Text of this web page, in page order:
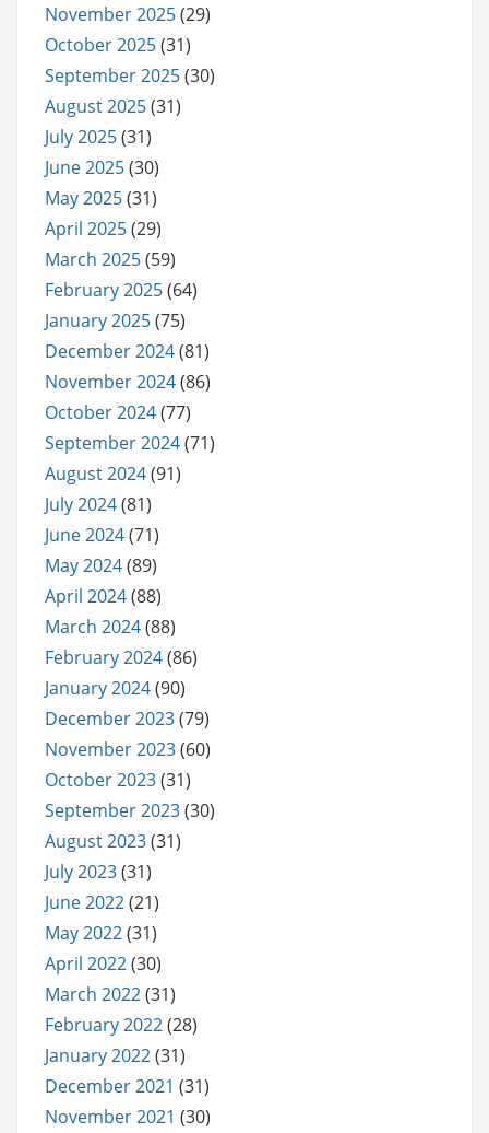
November 2025(29)
October 2025(31)
September 2025(30)
August 2025(31)
July 2025(31)
June 2025(30)
May 2025(31)
April 2025(29)
March 2025(59)
February 2025(64)
January 2025(75)
December 2024(81)
November 2024(86)
October 2024(77)
September 2024(71)
August 2024(91)
July 2024(81)
June 2024(71)
May 2024(89)
April 2024(88)
March 2024(88)
February 2024(86)
January 2024(90)
December 2023(79)
November 2023(60)
October 2023(31)
September 2023(30)
August 2023(31)
July 2023(31)
June 2022(21)
May 2022(31)
April 2022(30)
March 2022(31)
February 2022(28)
January 2022(31)
December 2021 (31)
November 2021 (30)